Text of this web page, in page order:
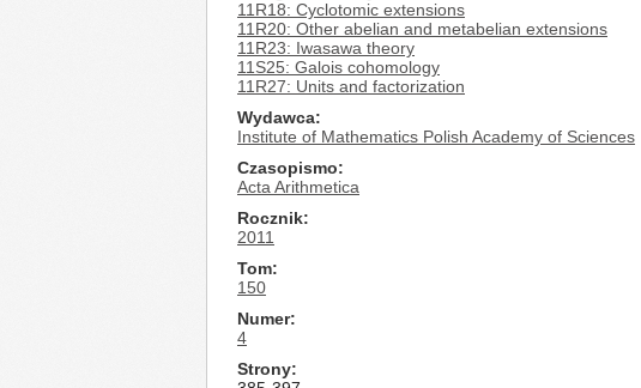
11R18: Cyclotomic extensions
11R20: Other abelian and metabelian extensions
11R23: Iwasawa theory
11S25: Galois cohomology
11R27: Units and factorization
Wydawca
Institute of Mathematics Polish Academy of Sciences
Czasopismo
Acta Arithmetica
Rocznik
2011
Tom
150
Numer
4
Strony